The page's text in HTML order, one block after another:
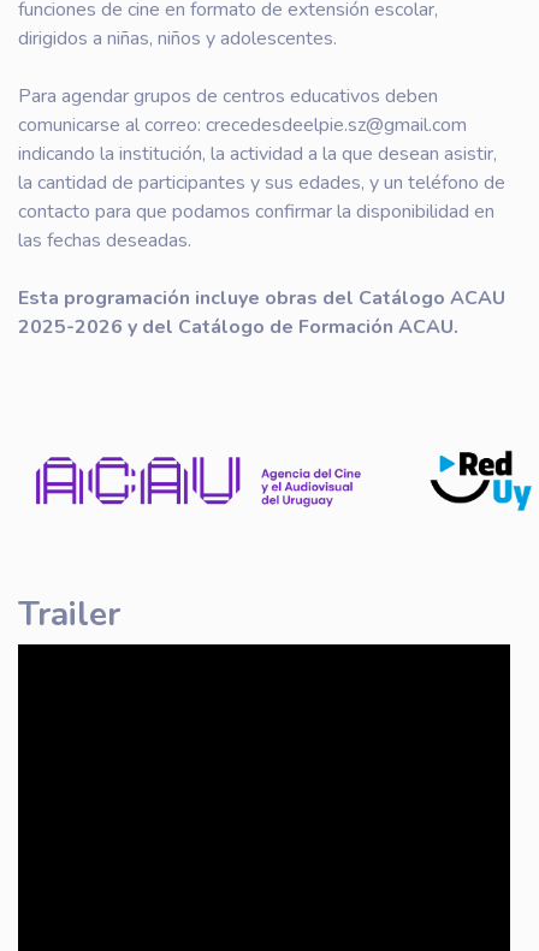
funciones de cine en formato de extensión escolar,
dirigidos a niñas, niños y adolescentes.
Para agendar grupos de centros educativos deben
comunicarse al correo: crecedesdeelpie.sz@gmail.com
indicando la institución, la actividad a la que desean asistir,
la cantidad de participantes y sus edades, y un teléfono de
contacto para que podamos confirmar la disponibilidad en
las fechas deseadas.
Esta programación incluye obras del Catálogo ACAU
2025-2026 y del Catálogo de Formación ACAU.
Trailer